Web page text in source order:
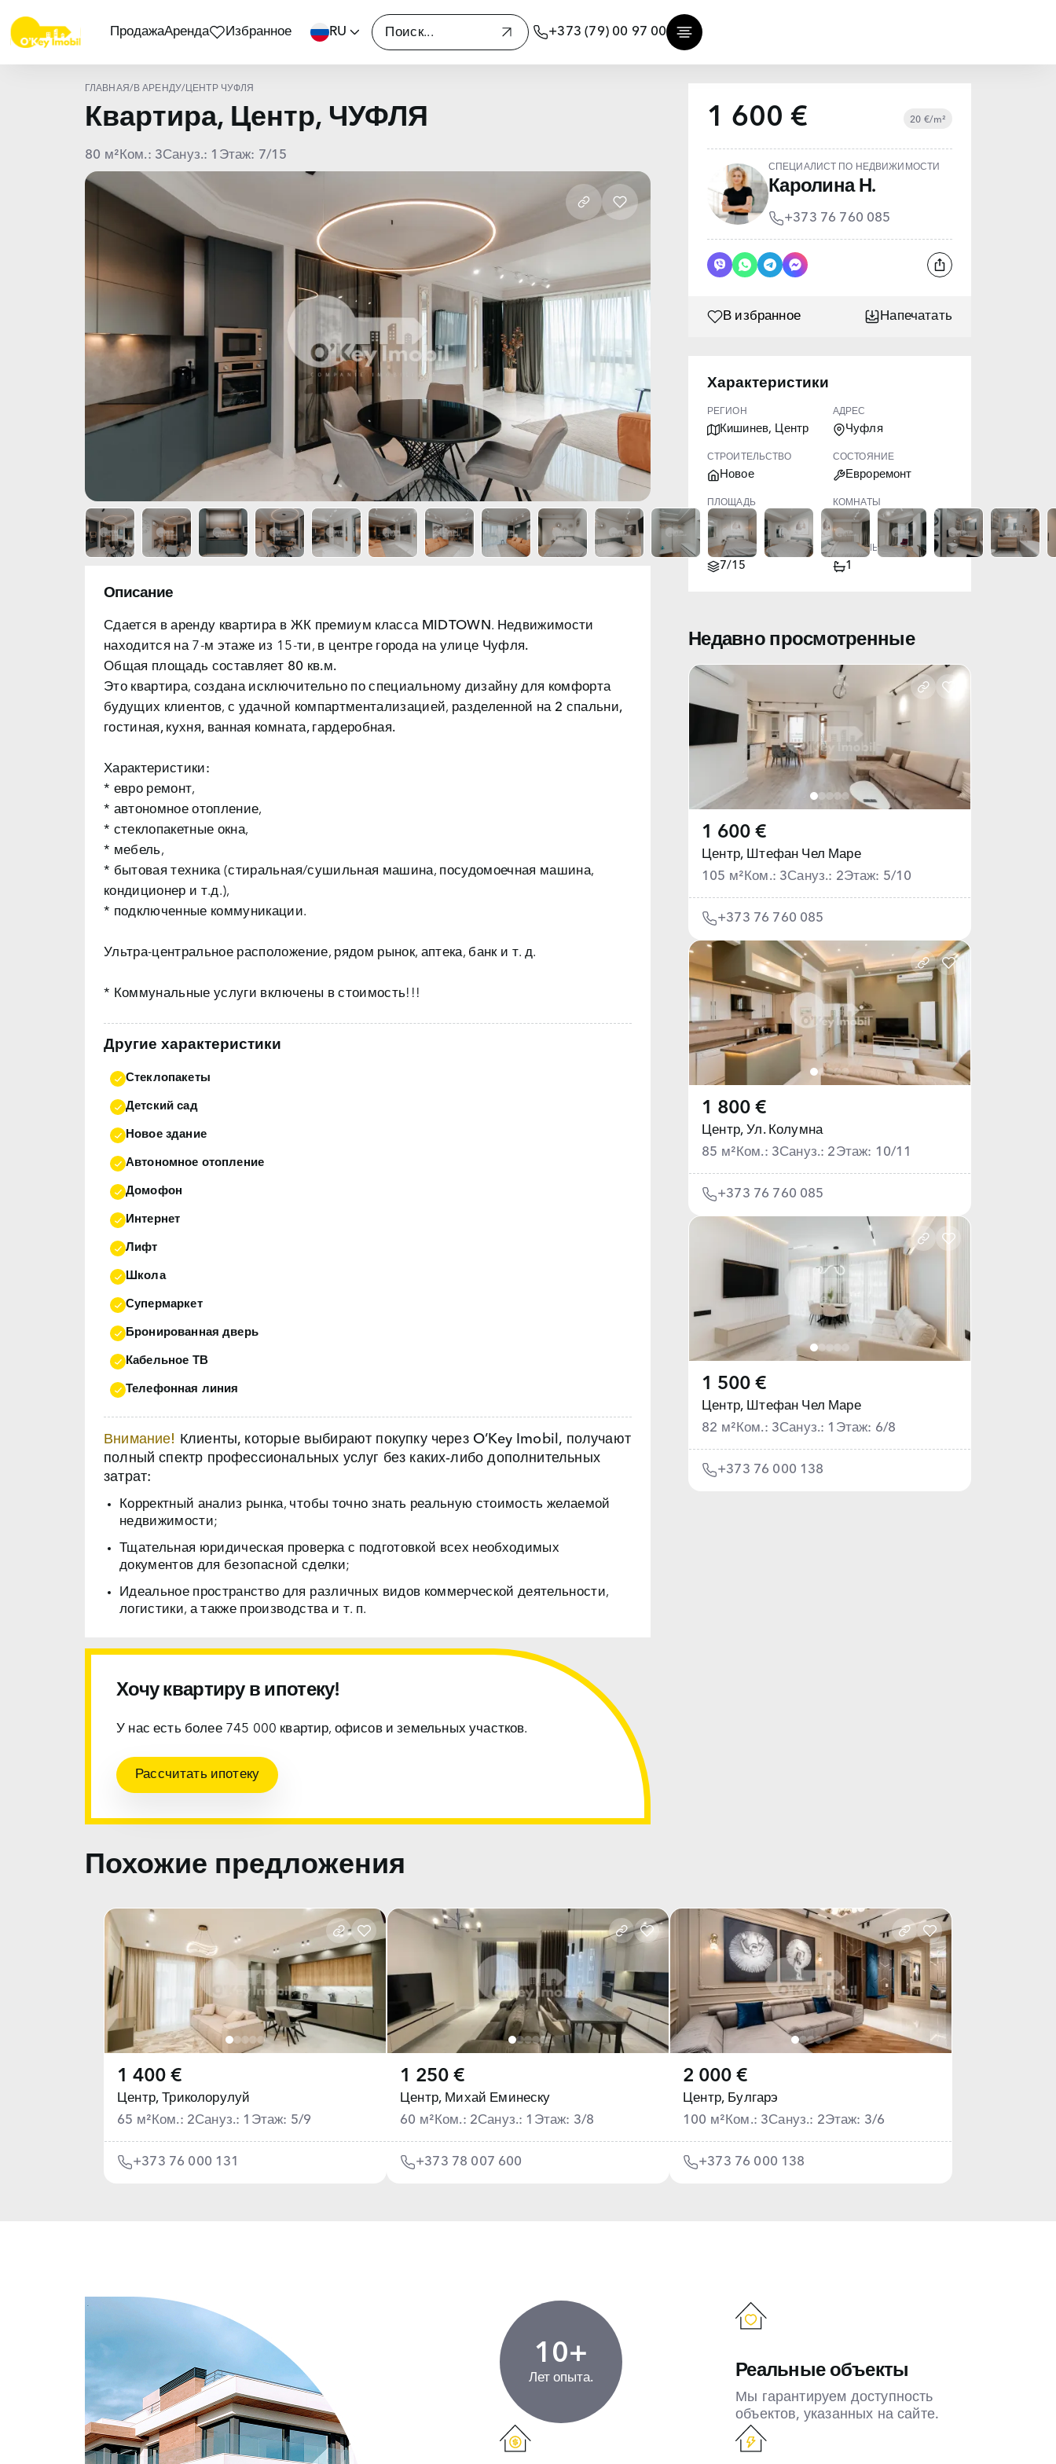
ПродажаАренда Избранное RU +373 (79) 00 97 00
ГЛАВНАЯ/ В АРЕНДУ/ ЦЕНТР ЧУФЛЯ
Квартира, Центр, ЧУФЛЯ
80 м² Ком.: 3Сануз.: 1 Этаж: 7/15
Описание
Сдается в аренду квартира в ЖК премиум класса MIDTOWN . Недвижимости
находится на 7-м этаже из 15-ти, в центре города на улице Чуфля.
Общая площадь составляет 80 кв.м.
Это квартира, создана исключительно по специальному дизайну для комфорта
будущих клиентов, с удачной компартментализацией, разделенной на 2 спальни,
гостиная, кухня, ванная комната, гардеробная.
Характеристики:
* евро ремонт,
* автономное отопление,
* стеклопакетные окна,
* мебель,
* бытовая техника (стиральная/сушильная машина, посудомоечная машина,
кондиционер и т.д.),
* подключенные коммуникации.
Ультра-центральное расположение, рядом рынок, аптека, банк и т. д.
* Коммунальные услуги включены в стоимость!!!
Другие характеристики
Стеклопакеты
Детский сад
Новое здание
Автономное отопление
Домофон
Интернет
Лифт
Школа
Супермаркет
Бронированная дверь
Кабельное ТВ
Телефонная линия
Внимание!
Клиенты, которые выбирают покупку через O’Key Imobil, получают
полный спектр профессиональных услуг без каких‑либо дополнительных
затрат:
Корректный анализ рынка, чтобы точно знать реальную стоимость желаемой
недвижимости;
Тщательная юридическая проверка с подготовкой всех необходимых
документов для безопасной сделки;
Идеальное пространство для различных видов коммерческой деятельности,
логистики, а также производства и т. п.
Хочу квартиру в ипотеку!
У нас есть более 745 000 квартир, офисов и земельных участков.
Рассчитать ипотеку
1 600 € 20 €/m²
СПЕЦИАЛИСТ ПО НЕДВИЖИМОСТИ
Каролина Н.
+373 76 760 085
В избранное Напечатать
Характеристики
РЕГИОН
Кишинев, Центр
АДРЕС
Чуфля
СТРОИТЕЛЬСТВО
Новое
СОСТОЯНИЕ
Евроремонт
ПЛОЩАДЬ
80.00
КОМНАТЫ
3
ЭТАЖ
7/15
САНУЗЛЫ
1
Недавно просмотренные
1 600 €
Центр, Штефан Чел Маре
105 м² Ком.: 3Сануз.: 2Этаж: 5/10
+373 76 760 085
1 800 €
Центр, Ул. Колумна
85 м² Ком.: 3Сануз.: 2Этаж: 10/11
+373 76 760 085
1 500 €
Центр, Штефан Чел Маре
82 м² Ком.: 3Сануз.: 1 Этаж: 6/8
+373 76 000 138
Похожие предложения
1 400 €
Центр, Триколорулуй
65 м² Ком.: 2Сануз.: 1 Этаж: 5/9
+373 76 000 131
1 250 €
Центр, Михай Еминеску
60 м² Ком.: 2Сануз.: 1 Этаж: 3/8
+373 78 007 600
2 000 €
Центр, Булгарэ
100 м² Ком.: 3Сануз.: 2Этаж: 3/6
+373 76 000 138
10+
Лет опыта. Реальные объекты
Мы гарантируем доступность
объектов, указанных на сайте.